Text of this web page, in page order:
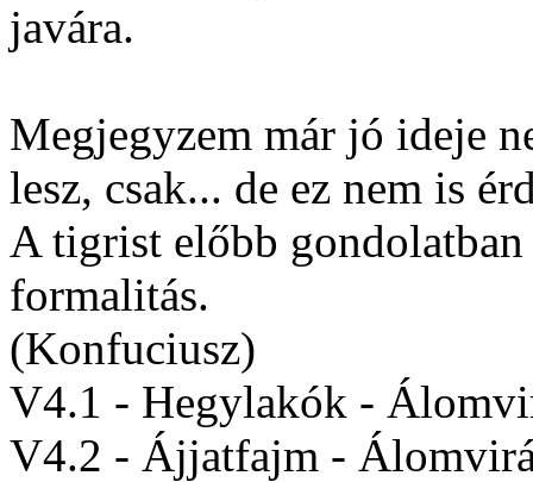
javára.
Megjegyzem már jó ideje
lesz, csak... de ez nem is
A tigrist előbb
formalitás.
(Konfuciusz)
V4.1 - Hegylakók -
V4.2 - Ájjatfajm -